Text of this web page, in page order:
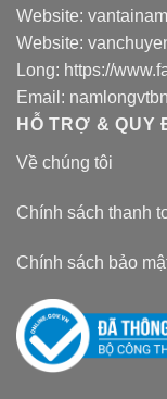
Website:
Website:
Long: https://
Email:
HỖ TRỢ & QUY
Về chúng tôi
Chính sách thanh
Chính sách bảo